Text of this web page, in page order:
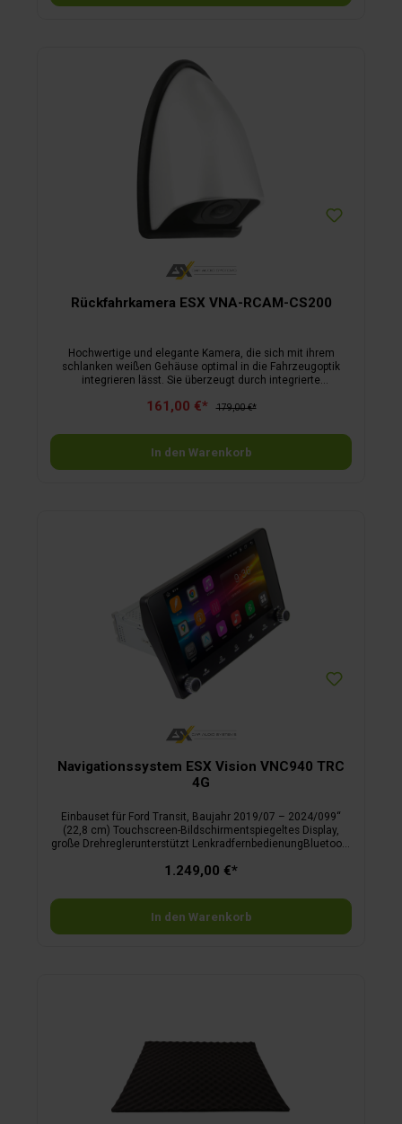
Rückfahrkamera ESX VNA-RCAM-CS200
Hochwertige und elegante Kamera, die sich mit ihrem
schlanken weißen Gehäuse optimal in die Fahrzeugoptik
integrieren lässt. Sie überzeugt durch integrierte
der 3. Bremsleuchte. Durch den großen Blickwinkel ist sie
Anschlusskabel.Technische Daten: Bildsensor 1/3“ CMOS,
Sichtwinkel (D / V / H) 110° | 70° | 90°, Lichtempfindlichkeit
0,1 Lux, Auflösung 976 x 496 Pixel, Nennspannung 12 V,
Temperaturbereich -30 – +70 °C, IP-Schutzklasse IP68,
161,00 €* 179,00 €*
In den Warenkorb
Navigationssystem ESX Vision VNC940 TRC
4G
Einbauset für Ford Transit, Baujahr 2019/07 – 2024/099“
(22,8 cm) Touchscreen-Bildschirmentspiegeltes Display,
große Drehreglerunterstützt LenkradfernbedienungBluetooth
4G/LTE-FunktionKamera Direkt-TasteUSB Ports, Media
Traffic inklusive
1.249,00 €*
In den Warenkorb